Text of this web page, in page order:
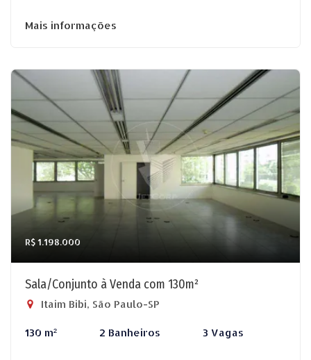
Mais informações
R$ 1.198.000
Sala/Conjunto à Venda com 130m²
Itaim Bibi, São Paulo-SP
130 m² 2 Banheiros 3 Vagas